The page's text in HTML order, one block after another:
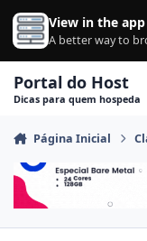
Ir para conteúdo
View in the app
A better way to
Portal do Host
Dicas para quem hospeda
Página Inicial